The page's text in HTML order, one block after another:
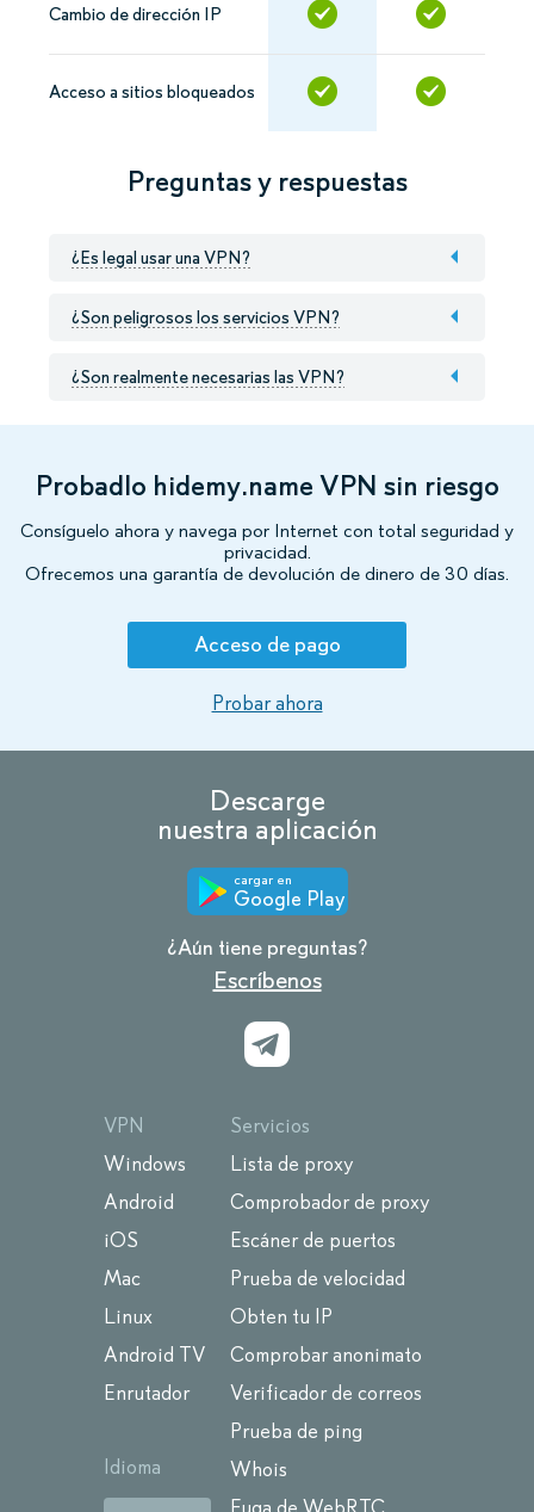
Cambio de dirección IP
Acceso a sitios bloqueados
Preguntas y respuestas
¿Es legal usar una VPN?
¿Son peligrosos los servicios VPN?
¿Son realmente necesarias las VPN?
Probadlo hidemy.name VPN sin riesgo
Consíguelo ahora y navega por Internet con total seguridad y
privacidad.
Ofrecemos una garantía de devolución de dinero de 30 días.
Acceso de pago
Probar ahora
Descarge
nuestra aplicación
cargar en
Google Play
¿Aún tiene preguntas?
Escríbenos
VPN
Windows
Android
iOS
Mac
Linux
Android TV
Enrutador
Idioma
Servicios
Lista de proxy
Comprobador de proxy
Escáner de puertos
Prueba de velocidad
Obten tu IP
Comprobar anonimato
Verificador de correos
Prueba de ping
Whois
Fuga de WebRTC